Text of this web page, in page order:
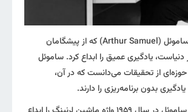
۶۱‌سال پیش آرتور ساموئل (Arthur Samuel) که از پیشگامان
یادگیری عمیق را ابداع کرد. ساموئل
از تحقیقات می‌دانست که در آن،
بدون برنامه‌ریزی را دارند.